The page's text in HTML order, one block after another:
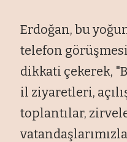
Erdoğan, bu
telefon
dikkati çekerek,
il ziyaretleri,
toplantılar,